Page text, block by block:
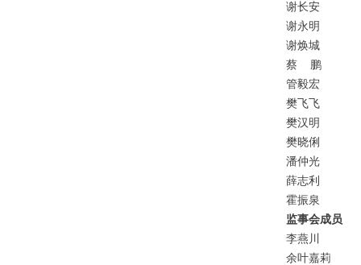
谢长安
谢永明
谢焕城
蔡
鹏
管毅宏
樊飞飞
樊汉明
樊晓俐
潘仲光
薛志利
霍振泉
监事会成员
李燕川
余叶嘉莉